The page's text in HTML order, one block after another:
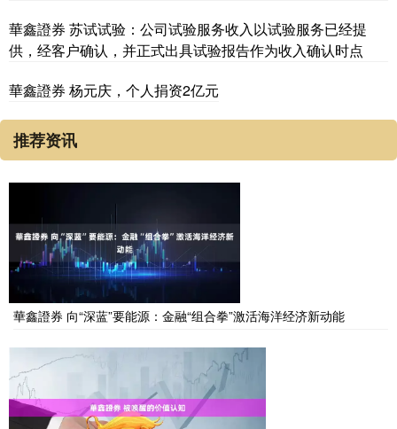
華鑫證券 苏试试验：公司试验服务收入以试验服务已经提
供，经客户确认，并正式出具试验报告作为收入确认时点
華鑫證券 杨元庆，个人捐资2亿元
推荐资讯
華鑫證券 向“深蓝”要能源：金融“组合拳”激活海洋经济新动能